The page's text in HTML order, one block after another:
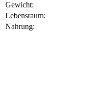
Gewicht:
Lebensraum:
Nahrung: